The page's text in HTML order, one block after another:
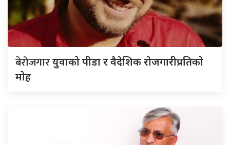
बेरोजगारयुवाको पीडा र वैदेशिक रोजगारीप्रतिको
मोह